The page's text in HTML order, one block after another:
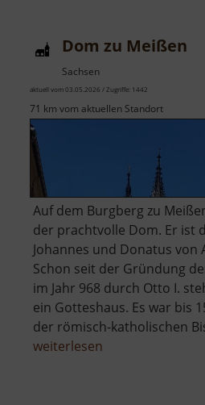
Dom zu Meißen
Sachsen
aktuell vom 03.05.2026 / Zugriffe: 1442
71 km vom aktuellen Standort
Auf dem Burgberg zu
der prachtvolle Dom. Er ist
Johannes und Donatus von
Schon seit der Gründung
im Jahr 968 durch Otto I.
ein Gotteshaus. Es war bis
der römisch-katholischen
weiterlesen